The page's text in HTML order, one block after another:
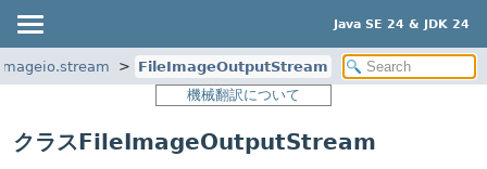
Java SE 24 & JDK 24
FileImageOutputStream
機械翻訳について
クラスFileImageOutputStream